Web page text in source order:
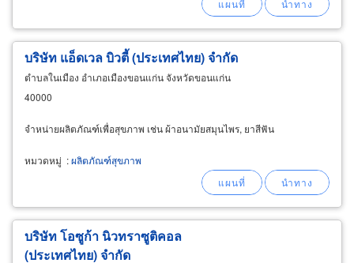
บริษัท แอ็ดเวล บิวตี้ (ประเทศไทย) จำกัด
ตำบลในเมือง อำเภอเมืองขอนแก่น จังหวัดขอนแก่น
40000
จำหน่ายผลิตภัณฑ์เพื่อสุขภาพ เช่น ผ้าอนามัยสมุนไพร, ยาสีฟัน
หมวดหมู่ :ผลิตภัณฑ์สุขภาพ
บริษัท โอซูก้า นิวทราซูติคอล
(ประเทศไทย) จำกัด